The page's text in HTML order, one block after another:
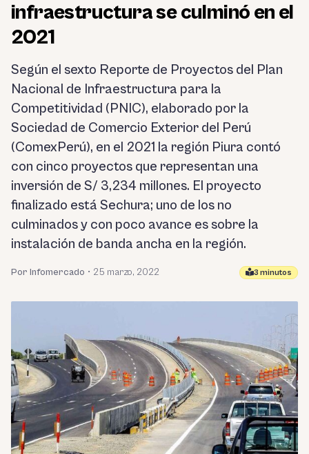
infraestructura se culminó en el
2021
Según el sexto Reporte de Proyectos del Plan
Nacional de Infraestructura para la
Competitividad (PNIC), elaborado por la
Sociedad de Comercio Exterior del Perú
(ComexPerú), en el 2021 la región Piura contó
con cinco proyectos que representan una
inversión de S/ 3,234 millones. El proyecto
finalizado está Sechura; uno de los no
culminados y con poco avance es sobre la
instalación de banda ancha en la región.
Por Infomercado • 25 marzo, 2022 3 minutos